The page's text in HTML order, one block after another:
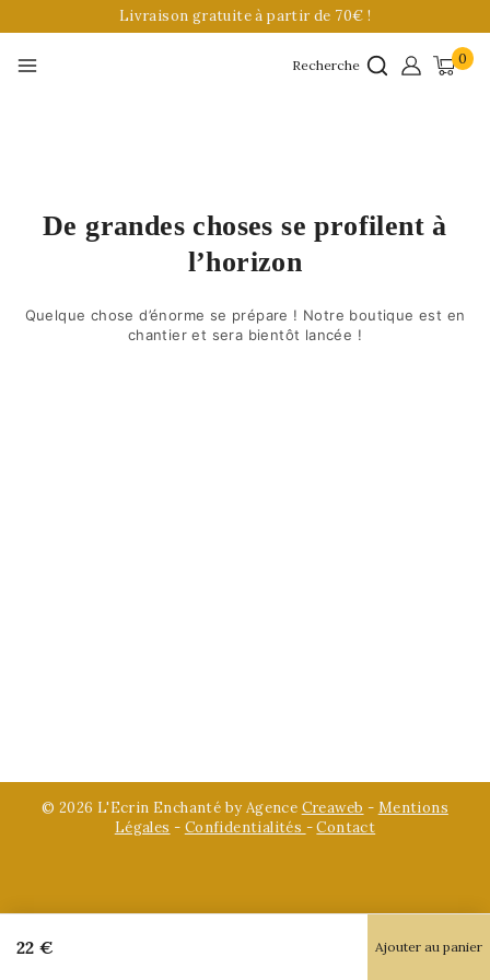
Livraison gratuite à partir de 70€ !
Recherche 0
De grandes choses se profilent à
l’horizon
Quelque chose d’énorme se prépare ! Notre boutique est en
chantier et sera bientôt lancée !
© 2026 L'Ecrin Enchanté by Agence Creaweb - Mentions
Légales - Confidentialités -Contact
22€ Ajouter au panier